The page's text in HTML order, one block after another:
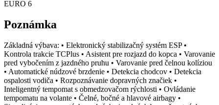
EURO 6
Poznámka
Základná výbava: • Elektronický stabilizačný systém ESP •
Kontrola trakcie TCPlus • Asistent pre rozjazd do kopca • Varovanie
pred vybočením z jazdného pruhu • Varovanie pred čelnou kolíziou
• Automatické núdzové brzdenie • Detekcia chodcov • Detekcia
ospalosti vodiča • Rozpoznávanie dopravných značiek •
Inteligentný tempomat s obmedzovačom rýchlosti • Ovládanie
tempomatu na volante • Čelné, bočné a hlavové airbagy •